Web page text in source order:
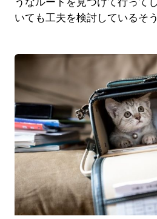
いても工夫を検討しているそう